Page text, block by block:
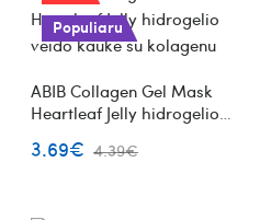
Populiaru
ABIB Collagen Gel Mask
Heartleaf Jelly hidrogelio
3.69€ 4.39€